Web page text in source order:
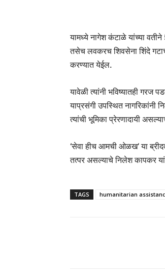
यामध्ये नागेश कंटाळे यांच्या
तसेच लवकरच शिवसेना शिंदे
करण्यात येईल.
यावेळी त्यांनी भविष्यातही
याप्रसंगी उपस्थित नागरिकांनी
त्यांची भूमिका प्रेरणादायी
‘सेवा हीच आमची ओळख’ या
तत्पर असल्याचे निलेश कापकर
TAGS humanitarian